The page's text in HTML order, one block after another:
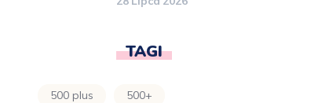
TAGI
500 plus 500+